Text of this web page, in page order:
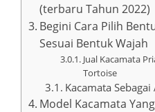
(terbaru Tahun 2022)
Begini Cara Pilih
Sesuai Bentuk Wajah
Jual Kacamata
Tortoise
Kacamata
Model Kacamata